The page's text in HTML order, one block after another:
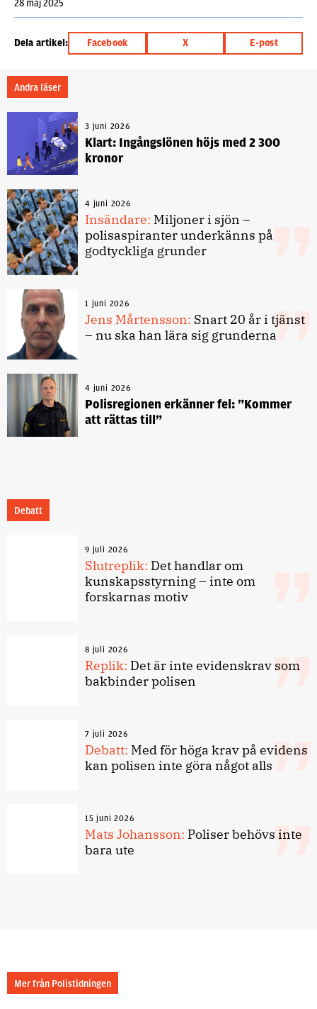
28 maj 2025
Dela artikel: Facebook X E-post
Andra läser
3 juni 2026
Klart: Ingångslönen höjs med 2 300
kronor
4 juni 2026
Insändare: Miljoner i sjön –
polisaspiranter underkänns på
godtyckliga grunder
1 juni 2026
Jens Mårtensson: Snart 20 år i tjänst
– nu ska han lära sig grunderna
4 juni 2026
Polisregionen erkänner fel: ”Kommer
att rättas till”
Debatt
9 juli 2026
Slutreplik: Det handlar om
kunskapsstyrning – inte om
forskarnas motiv
8 juli 2026
Replik: Det är inte evidenskrav som
bakbinder polisen
7 juli 2026
Debatt: Med för höga krav på evidens
kan polisen inte göra något alls
15 juni 2026
Mats Johansson: Poliser behövs inte
bara ute
Mer från Polistidningen